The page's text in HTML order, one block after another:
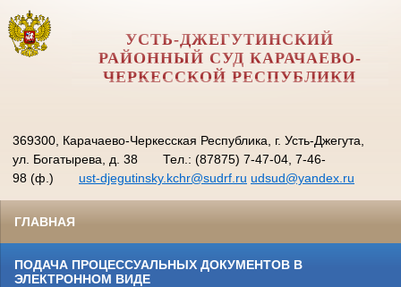
УСТЬ-ДЖЕГУТИНСКИЙ
РАЙОННЫЙ СУД КАРАЧАЕВО-
ЧЕРКЕССКОЙ РЕСПУБЛИКИ
369300, Карачаево-Черкесская Республика, г. Усть-Джегута,
ул. Богатырева, д. 38
Тел.: (87875) 7-47-04, 7-46-
98 (ф.)
ust-djegutinsky.kchr@sudrf.ru udsud@yandex.ru
ГЛАВНАЯ
ПОДАЧА ПРОЦЕССУАЛЬНЫХ ДОКУМЕНТОВ В
ЭЛЕКТРОННОМ ВИДЕ